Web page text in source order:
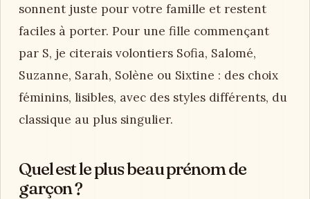
sonnent juste pour votre famille et restent
faciles à porter. Pour une fille commençant
par S, je citerais volontiers Sofia, Salomé,
Suzanne, Sarah, Solène ou Sixtine : des choix
féminins, lisibles, avec des styles différents, du
classique au plus singulier.
Quel est le plus beau prénom de
garçon ?